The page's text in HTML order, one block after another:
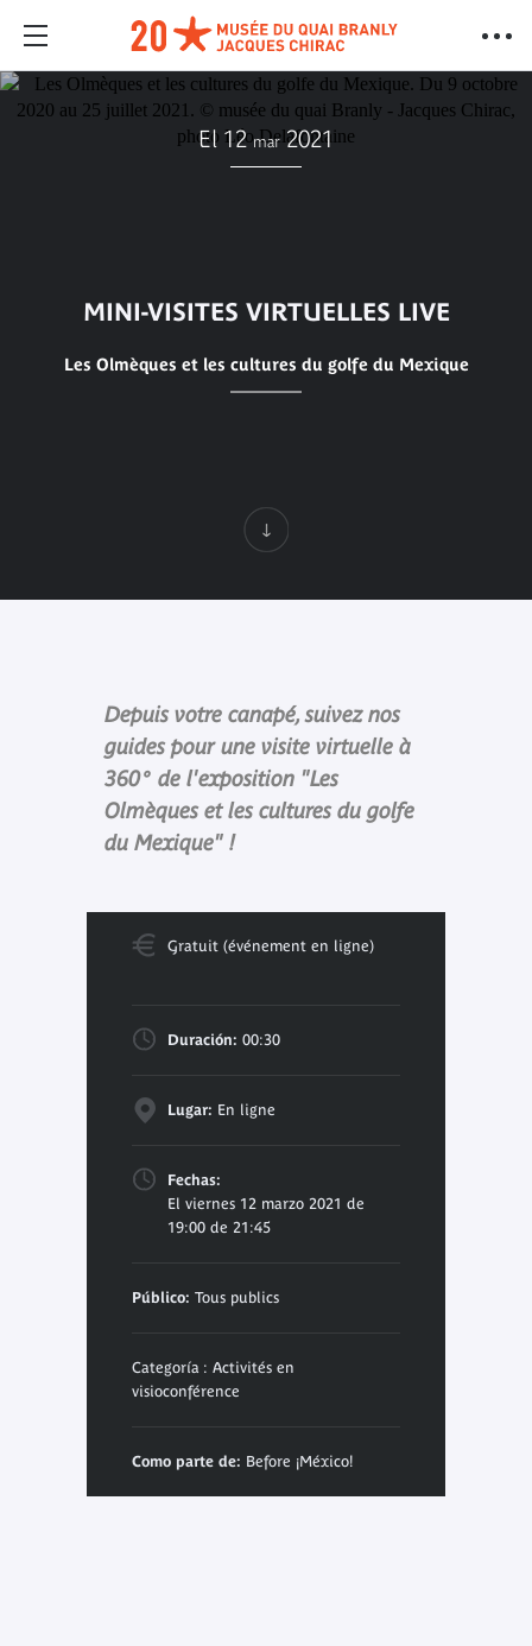
El 12mar 2021
MINI-VISITES VIRTUELLES LIVE
Les Olmèques et les cultures du golfe du Mexique
Depuis votre canapé, suivez nos
guides pour une visite virtuelle à
360° de l'exposition "Les
Olmèques et les cultures du golfe
du Mexique" !
Gratuit (événement en ligne)
Duración: 00:30
Lugar: En ligne
Fechas:
El viernes 12 marzo 2021 de
19:00 de 21:45
Público: Tous publics
Categoría : Activités en
visioconférence
Como parte de: Before ¡México!